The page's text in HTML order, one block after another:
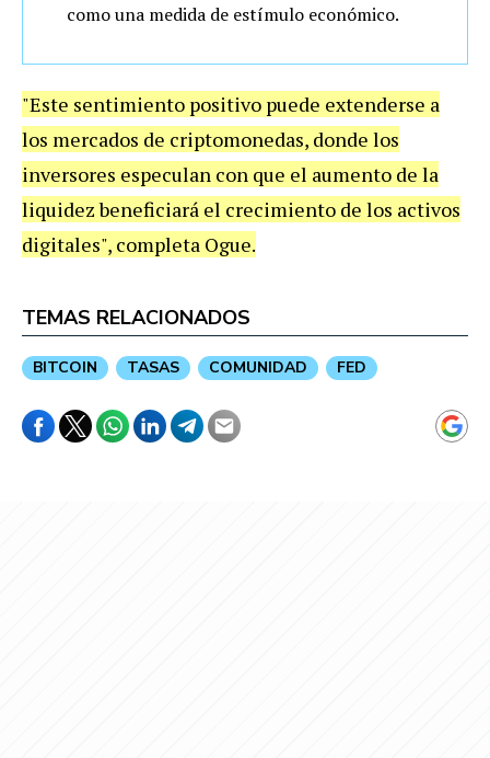
como una medida de estímulo económico.
"Este sentimiento positivo puede extenderse a
los mercados de criptomonedas, donde los
inversores especulan con que el aumento de la
liquidez beneficiará el crecimiento de los activos
digitales", completa Ogue.
TEMAS RELACIONADOS
BITCOIN TASAS COMUNIDAD FED